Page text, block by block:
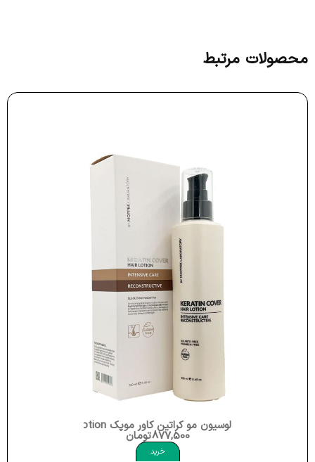
محصولات مرتبط
لوسیون مو کراتین کاور موپک Moppek Keratin Cover Hair Lotion
877,500تومان
خرید